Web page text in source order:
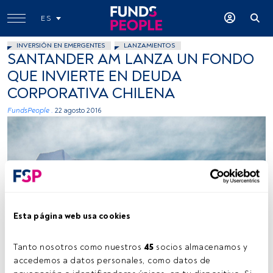
Esta página web usa cookies
Tanto nosotros como nuestros 45 socios almacenamos y
accedemos a datos personales, como datos de
ES
INVERSIÓN EN EMERGENTES LANZAMIENTOS
SANTANDER AM LANZA UN FONDO
QUE INVIERTE EN DEUDA
CORPORATIVA CHILENA
FundsPeople . 22 agosto 2016
P4nc0np4n, Flickr, Creative Commons
Tiempo lectura: 1 min.